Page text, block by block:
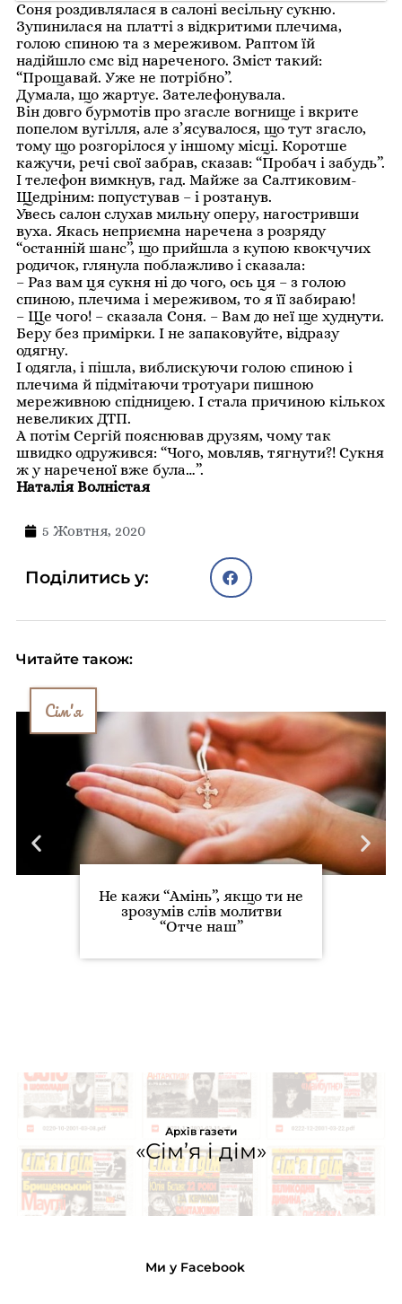
Соня роздивлялася в салоні весільну сукню.
Зупинилася на платті з відкритими плечима,
голою спиною та з мереживом. Раптом їй
надійшло смс від нареченого. Зміст такий:
“Прощавай. Уже не потрібно”.
Думала, що жартує. Зателефонувала.
Він довго бурмотів про згасле вогнище і вкрите
попелом вугілля, але з’ясувалося, що тут згасло,
тому що розгорілося у іншому місці. Коротше
кажучи, речі свої забрав, сказав: “Пробач і забудь”.
І телефон вимкнув, гад. Майже за Салтиковим-
Щедріним: попустував – і розтанув.
Увесь салон слухав мильну оперу, нагостривши
вуха. Якась неприємна наречена з розряду
“останній шанс”, що прийшла з купою квокчучих
родичок, глянула поблажливо і сказала:
– Раз вам ця сукня ні до чого, ось ця – з голою
спиною, плечима і мереживом, то я її забираю!
– Ще чого! – сказала Соня. – Вам до неї ще худнути.
Беру без примірки. І не запаковуйте, відразу
одягну.
І одягла, і пішла, виблискуючи голою спиною і
плечима й підмітаючи тротуари пишною
мереживною спідницею. І стала причиною кількох
невеликих ДТП.
А потім Сергій пояснював друзям, чому так
швидко одружився: “Чого, мовляв, тягнути?! Сукня
ж у нареченої вже була…”.
Наталія Волністая
5 Жовтня, 2020
Поділитись у:
Читайте також:
Сім'я
Не кажи “Амінь”, якщо ти не
зрозумів слів молитви
“Отче наш”
Архів газети
«Сім’я і дім»
Ми у Facebook